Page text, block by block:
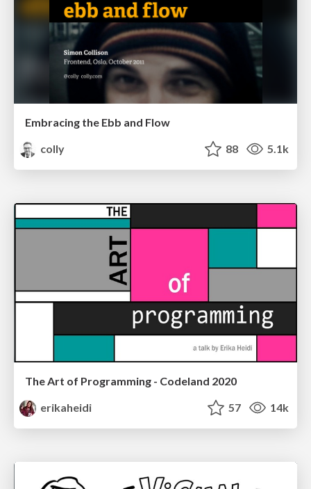
Embracing the Ebb and Flow
colly
88 5.1k
The Art of Programming - Codeland 2020
erikaheidi
57 14k